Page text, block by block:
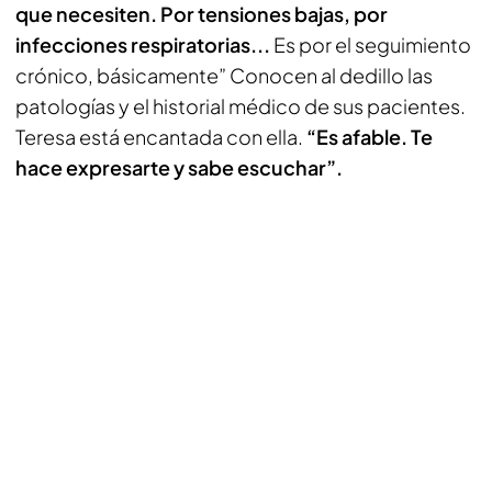
que necesiten. Por tensiones bajas, por
infecciones respiratorias... Es por el seguimiento
crónico, básicamente” Conocen al dedillo las
patologías y el historial médico de sus pacientes.
Teresa está encantada con ella. “Es afable. Te
hace expresarte y sabe escuchar”.